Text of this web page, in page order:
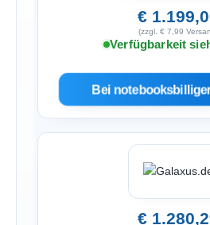
€
(zzgl. € 7,99
Verfügbarkeit
Bei
€